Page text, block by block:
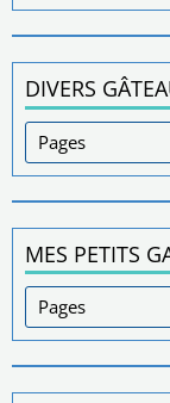
DIVERS
MES PETITS